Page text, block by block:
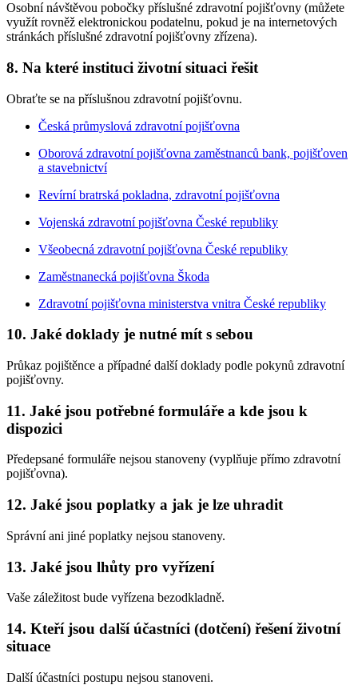
Osobní návštěvou pobočky příslušné zdravotní pojišťovny (můžete
využít rovněž elektronickou podatelnu, pokud je na internetových
stránkách příslušné zdravotní pojišťovny zřízena).
8. Na které instituci životní situaci řešit
Obraťte se na příslušnou zdravotní pojišťovnu.
Česká průmyslová zdravotní pojišťovna
Oborová zdravotní pojišťovna zaměstnanců bank, pojišťoven
a stavebnictví
Revírní bratrská pokladna, zdravotní pojišťovna
Vojenská zdravotní pojišťovna České republiky
Všeobecná zdravotní pojišťovna České republiky
Zaměstnanecká pojišťovna Škoda
Zdravotní pojišťovna ministerstva vnitra České republiky
10. Jaké doklady je nutné mít s sebou
Průkaz pojištěnce a případné další doklady podle pokynů zdravotní
pojišťovny.
11. Jaké jsou potřebné formuláře a kde jsou k
dispozici
Předepsané formuláře nejsou stanoveny (vyplňuje přímo zdravotní
pojišťovna).
12. Jaké jsou poplatky a jak je lze uhradit
Správní ani jiné poplatky nejsou stanoveny.
13. Jaké jsou lhůty pro vyřízení
Vaše záležitost bude vyřízena bezodkladně.
14. Kteří jsou další účastníci (dotčení) řešení životní
situace
Další účastníci postupu nejsou stanoveni.